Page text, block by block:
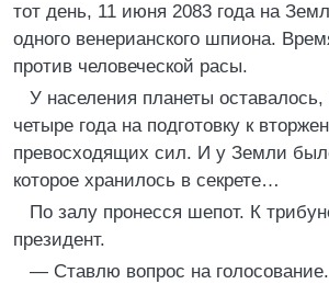
тот день, 11 июня 2083 года на
одного венерианского шпиона.
против человеческой расы.
У населения планеты
четыре года на подготовку к
превосходящих сил. И у Земли
которое хранилось в секрете…
По залу пронесся шепот. К
президент.
— Ставлю вопрос на